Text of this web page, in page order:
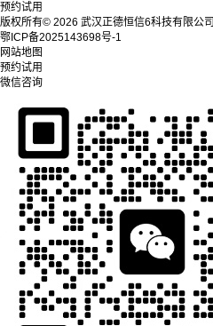
预约试用
版权所有© 2026 武汉正德恒信6科技有限公司
鄂ICP备2025143698号-1
网站地图
预约试用
微信咨询